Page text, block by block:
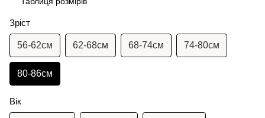
Зріст
56-62см 62-68см 68-74см 74-80см
80-86см
Вік